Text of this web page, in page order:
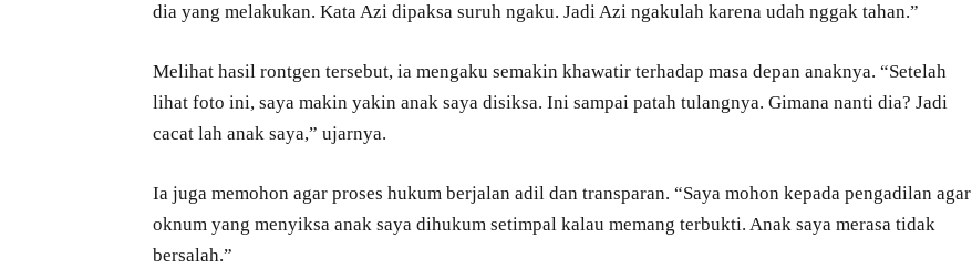
dia yang melakukan. Kata Azi dipaksa suruh ngaku. Jadi Azi ngakulah karena udah nggak tahan.”
Melihat hasil rontgen tersebut, ia mengaku semakin khawatir terhadap masa depan anaknya. “Setelah
lihat foto ini, saya makin yakin anak saya disiksa. Ini sampai patah tulangnya. Gimana nanti dia? Jadi
cacat lah anak saya,” ujarnya.
Ia juga memohon agar proses hukum berjalan adil dan transparan. “Saya mohon kepada pengadilan agar
oknum yang menyiksa anak saya dihukum setimpal kalau memang terbukti. Anak saya merasa tidak
bersalah.”